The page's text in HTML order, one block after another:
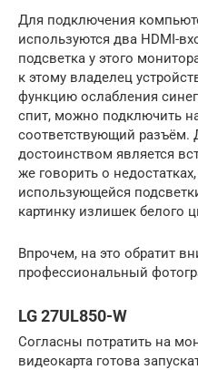
Для подключения
используются два HDMI-
подсветка у этого
к этому владелец
функцию ослабления
спит, можно подключить
соответствующий
достоинством является
же говорить о
использующейся
картинку излишек белого
Впрочем, на это обратит
профессиональный
LG 27UL850-W
Согласны потратить на
видеокарта готова